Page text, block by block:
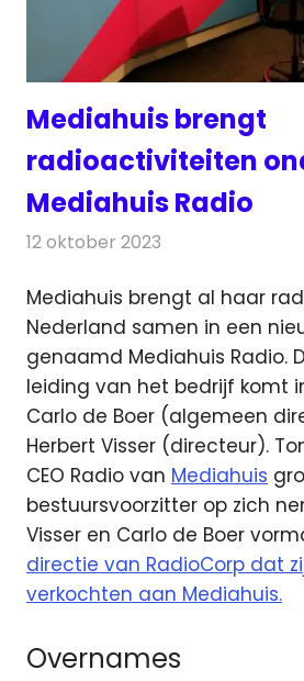
Mediahuis brengt
radioactiviteiten
Mediahuis Radio
12 oktober 2023
Mediahuis brengt al haar
Nederland samen in een
genaamd Mediahuis Radio.
leiding van het bedrijf komt
Carlo de Boer (algemeen
Herbert Visser (directeur).
CEO Radio van Mediahuis
bestuursvoorzitter op zich
Visser en Carlo de Boer
directie van RadioCorp dat
verkochten aan Mediahuis.
Overnames